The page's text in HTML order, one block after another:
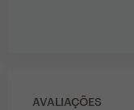
AVALIAÇÕES